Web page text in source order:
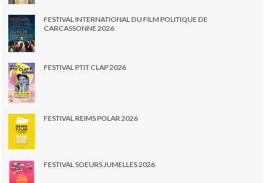
FESTIVAL INTERNATIONAL DU FILM POLITIQUE DE
CARCASSONNE 2026
FESTIVAL PTIT CLAP 2026
FESTIVAL REIMS POLAR 2026
FESTIVAL SOEURS JUMELLES 2026